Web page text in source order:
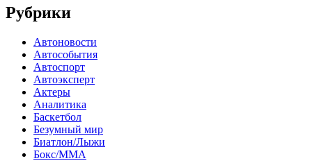
Рубрики
Автоновости
Автособытия
Автоспорт
Автоэксперт
Актеры
Аналитика
Баскетбол
Безумный мир
Биатлон/Лыжи
Бокс/MMA